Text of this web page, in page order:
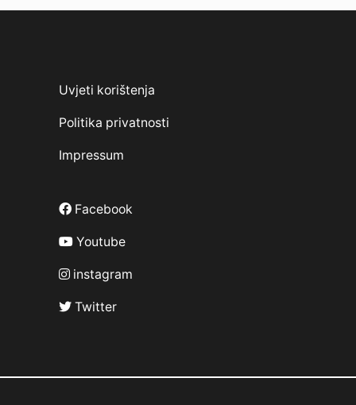
Uvjeti korištenja
Politika privatnosti
Impressum
Facebook
Youtube
instagram
Twitter